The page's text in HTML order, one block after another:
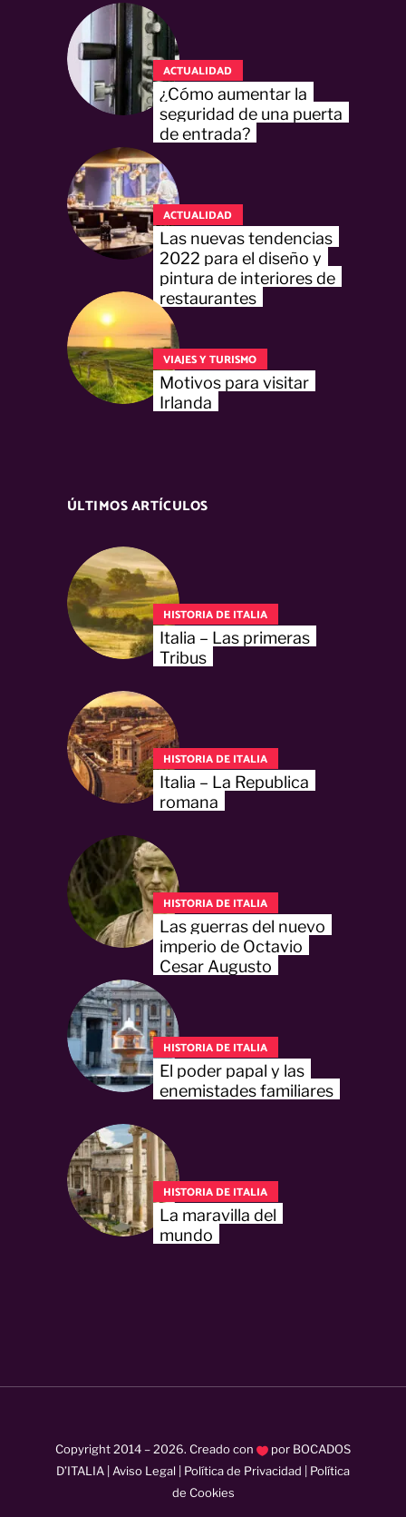
ACTUALIDAD
¿Cómo aumentar la
seguridad de una puerta
de entrada?
ACTUALIDAD
Las nuevas tendencias
2022 para el diseño y
pintura de interiores de
restaurantes
VIAJES Y TURISMO
Motivos para visitar
Irlanda
ÚLTIMOS ARTÍCULOS
HISTORIA DE ITALIA
Italia – Las primeras
Tribus
HISTORIA DE ITALIA
Italia – La Republica
romana
HISTORIA DE ITALIA
Las guerras del nuevo
imperio de Octavio
Cesar Augusto
HISTORIA DE ITALIA
El poder papal y las
enemistades familiares
HISTORIA DE ITALIA
La maravilla del
mundo
Copyright 2014 –2026. Creado con por BOCADOS
D’ITALIA Aviso Legal Política de Privacidad
Política
de Cookies